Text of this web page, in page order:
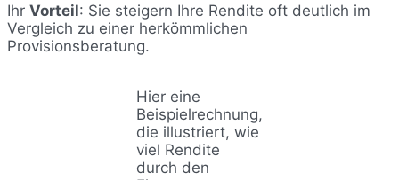
Ihr Vorteil: Sie steigern Ihre Rendite oft deutlich im
Vergleich zu einer herkömmlichen
Provisionsberatung.
Hier eine
Beispielrechnung,
die illustriert, wie
viel Rendite
durch den